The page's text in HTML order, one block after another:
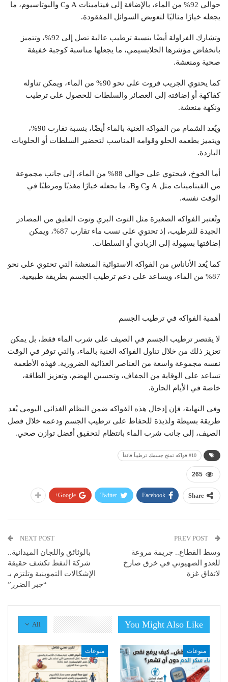
حوالي 92% من الماء، بالإضافة إلى فيتامينات A وC والبوتاسيوم، ما
يجعله خيارًا مثاليًا لتعويض السوائل المفقودة.
وتشارك الفراولة أيضًا بنسبة ترطيب عالية تصل إلى 92%، وتتميز
بانخفاض مؤشرها الجلايسيمي، ما يجعلها مناسبة كوجبة خفيفة
صحية ومنعشة.
كما يحتوي الجريب فروت على نحو 90% من الماء، ويمكن تناوله
كفاكهة أو إضافته إلى العصائر والسلطات للحصول على ترطيب
ونكهة منعشة.
ويُعد الشمام من الفواكه الغنية بالماء أيضًا، بنسبة تقارب 90%،
ويتميز بطعمه الحلو وقوامه المناسب لتحضير السلطات أو الحلويات
الباردة.
أما الخوخ، فيحتوي على حوالي 88% من الماء، إلى جانب مجموعة
من الفيتامينات مثل A وC وB، ما يجعله خيارًا مغذيًا ومرطبًا في
الوقت نفسه.
وتُعتبر الفواكه الصغيرة مثل التوت البري وتوت العليق من المصادر
الجيدة للترطيب، إذ تحتوي على نسب ماء تقارب 87%، ويمكن
إضافتها بسهولة إلى الزبادي أو السلطات.
كما يُعد الأناناس من الفواكه الاستوائية المنعشة التي تحتوي على نحو
87% من الماء، ويساعد على دعم ترطيب الجسم بطريقة طبيعية.
أهمية الفواكه في ترطيب الجسم
لا يقتصر ترطيب الجسم في الصيف على شرب الماء فقط، بل يمكن
تعزيز ذلك من خلال تناول الفواكه الغنية بالماء، والتي توفر في الوقت
نفسه مجموعة واسعة من العناصر الغذائية الضرورية. فهذه الأطعمة
تساعد على الوقاية من الجفاف، وتحسين الهضم، وتعزيز الطاقة،
خاصة في الأيام الحارة.
وفي النهاية، فإن إدخال هذه الفواكه ضمن النظام الغذائي اليومي يُعد
طريقة بسيطة ولذيذة للحفاظ على ترطيب الجسم ودعمه خلال فصل
الصيف، إلى جانب شرب الماء بانتظام لتحقيق أفضل توازن صحي.
#10 فواكه تمنح جسمك ترطيباً فائقاً
265
Share
Facebook
Twitter
Google+
وسط القطاع.. جريمة مروعة
للعدو الصهيوني في خرق صارخ
لاتفاق غزة
NEXT POST
بالوثائق واللجان الميدانية..
شركة النفط تكشف حقيقة
الإشكالات التموينية وتلتزم بـ
“جبر الضرر”
All You Might Also Like
منوعات منوعات